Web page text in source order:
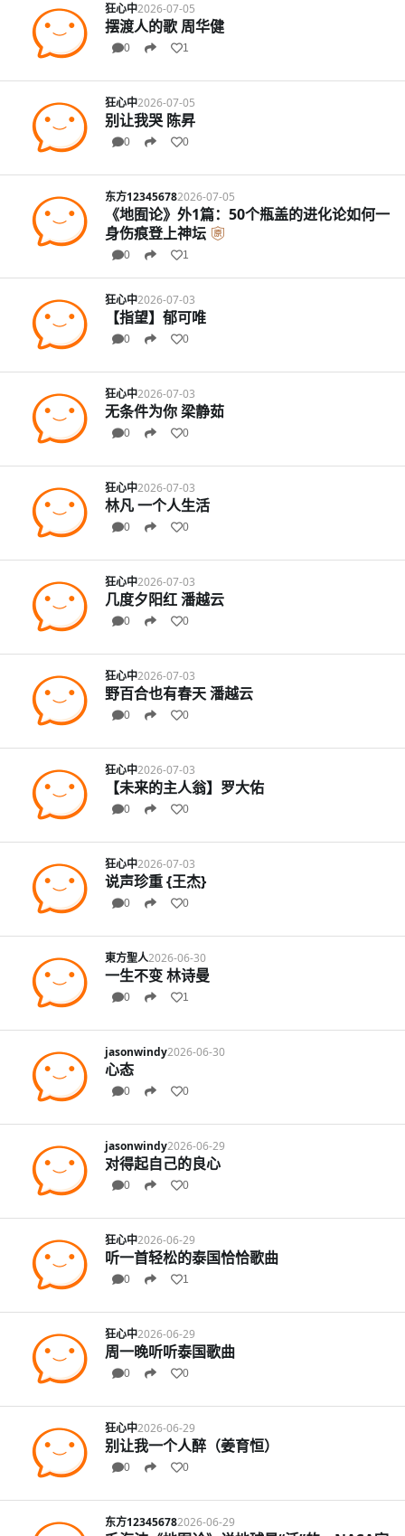
狂心中2026-07-05
摆渡人的歌 周华健
0 1
狂心中2026-07-05
别让我哭 陈昇
0 0
东方123456782026-07-05
《地囿论》外1篇：50个瓶盖的进化论如何一
身伤痕登上神坛
0 1
狂心中2026-07-03
【指望】郁可唯
0 0
狂心中2026-07-03
无条件为你 梁静茹
0 0
狂心中2026-07-03
林凡 一个人生活
0 0
狂心中2026-07-03
几度夕阳红 潘越云
0 0
狂心中2026-07-03
野百合也有春天 潘越云
0 0
狂心中2026-07-03
【未来的主人翁】罗大佑
0 0
狂心中2026-07-03
说声珍重 {王杰}
0 0
東方聖人2026-06-30
一生不变 林诗曼
0 1
jasonwindy2026-06-30
心态
0 0
jasonwindy2026-06-29
对得起自己的良心
0 0
狂心中2026-06-29
听一首轻松的泰国恰恰歌曲
0 1
狂心中2026-06-29
周一晚听听泰国歌曲
0 0
狂心中2026-06-29
别让我一个人醉（姜育恒）
0 0
东方123456782026-06-29